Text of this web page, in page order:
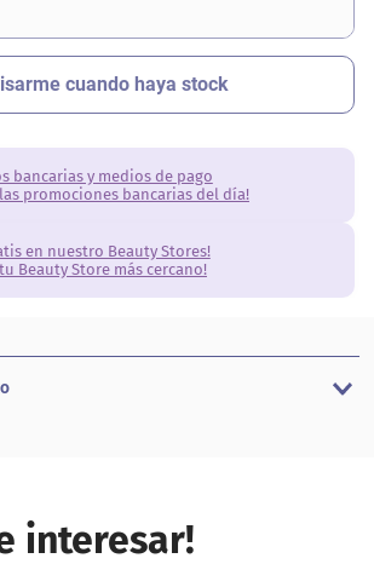
bancarias y medios de pago
promociones bancarias del día!
en nuestro Beauty Stores!
Beauty Store más cercano!
interesar!